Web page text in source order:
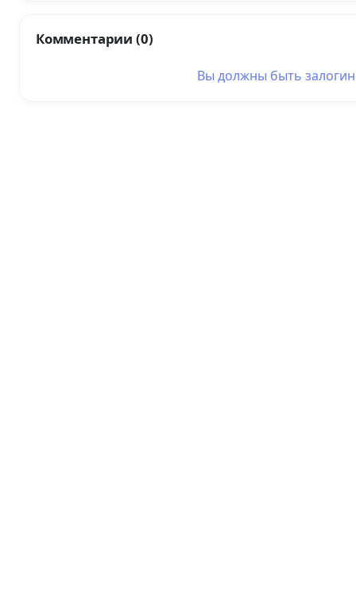
Комментарии (0)
Вы должны быть